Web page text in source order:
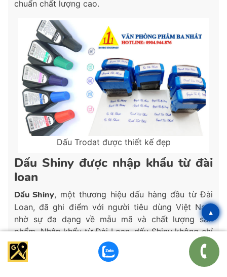
chuẩn chất lượng cao.
Dấu Trodat được thiết kế đẹp
Dấu Shiny được nhập khẩu từ đài
loan
Dấu Shiny, một thương hiệu dấu hàng đầu từ Đài
Loan, đã ghi điểm với người tiêu dùng Việt Nam
nhờ sự đa dạng về mẫu mã và chất lượng sản
phẩm. Nhập khẩu từ Đài Loan, dấu Shiny không chỉ
chú trọng vào tính thẩm mỹ mà còn đặc biệt chú
trọng vào an toàn và thân thiện với môi trường. Với
thiết kế bo tròn mềm mại và chất lượng tốt, Shiny
▴